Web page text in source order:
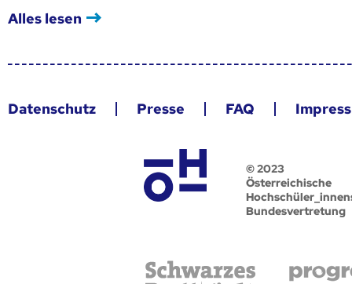
Alles lesen
Datenschutz Presse FAQ
© 2023
Österreichische
Bundesvertretung